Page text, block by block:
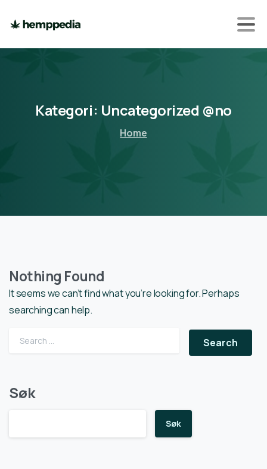
Kategori: Uncategorized @no
Home
Nothing Found
It seems we can’t find what you’re looking for. Perhaps
searching can help.
Search for:
Søk
Søk